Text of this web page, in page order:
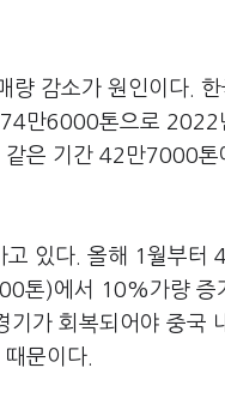
감소가 원인이다.
74만6000톤으로
같은 기간 42만7000
있다. 올해 1월부터
톤)에서 10%가량 증
가 회복되어야 중국
문이다.